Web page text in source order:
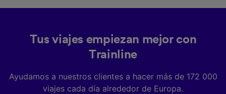
Tus viajes empiezan mejor con
Trainline
Ayudamos a nuestros clientes a hacer más de 172 000
viajes cada día alrededor de Europa.